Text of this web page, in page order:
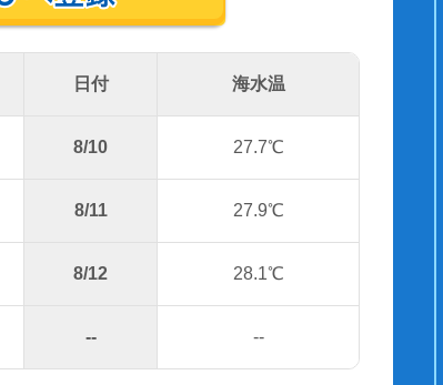
日付 海水温
8/10 27.7℃
8/11 27.9℃
8/12 28.1℃
-- --